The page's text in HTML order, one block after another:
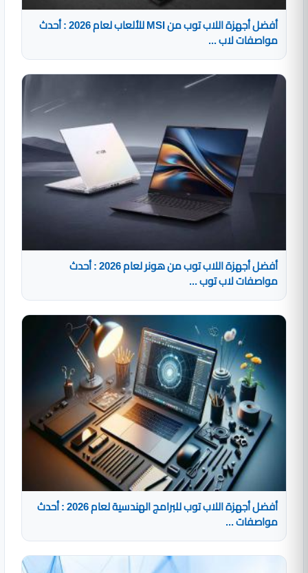
أفضل أجهزة اللاب توب من MSI للألعاب لعام 2026 : أحدث
مواصفات لاب ...
أفضل أجهزة اللاب توب من هونر لعام 2026 : أحدث
مواصفات لاب توب ...
أفضل أجهزة اللاب توب للبرامج الهندسية لعام 2026 : أحدث
مواصفات ...